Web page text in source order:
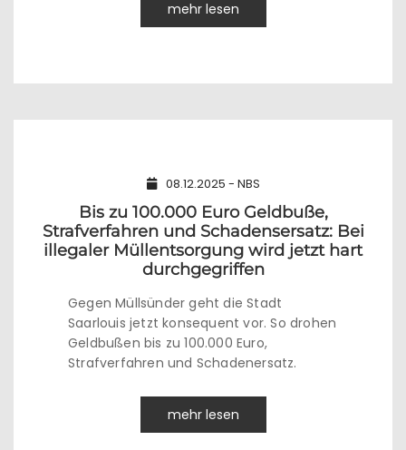
mehr lesen
08.12.2025 - NBS
Bis zu 100.000 Euro Geldbuße,
Strafverfahren und Schadensersatz: Bei
illegaler Müllentsorgung wird jetzt hart
durchgegriffen
Gegen Müllsünder geht die Stadt
Saarlouis jetzt konsequent vor. So drohen
Geldbußen bis zu 100.000 Euro,
Strafverfahren und Schadenersatz.
mehr lesen